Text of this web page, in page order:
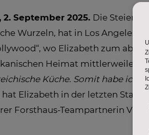
2. September 2025. Die
Wurzeln, hat in Los Angeles
wo Elizabeth zum
Heimat mittlerweile
Küche. Somit habe ich
hat Elizabeth in der letzten
Forsthaus-Teampartnerin